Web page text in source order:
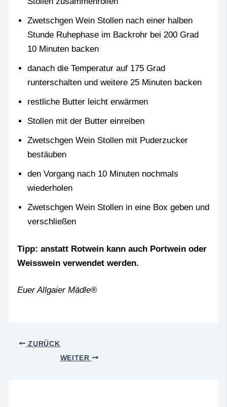
Zwetschgen Wein Stollen nach einer halben
Stunde Ruhephase im Backrohr bei 200 Grad
10 Minuten backen
danach die Temperatur auf 175 Grad
runterschalten und weitere 25 Minuten backen
restliche Butter leicht erwärmen
Stollen mit der Butter einreiben
Zwetschgen Wein Stollen mit Puderzucker
bestäuben
den Vorgang nach 10 Minuten nochmals
wiederholen
Zwetschgen Wein Stollen in eine Box geben und
verschließen
Tipp: anstatt Rotwein kann auch Portwein oder
Weisswein verwendet werden.
Euer Allgaier Mädle®
ZURÜCK
WEITER